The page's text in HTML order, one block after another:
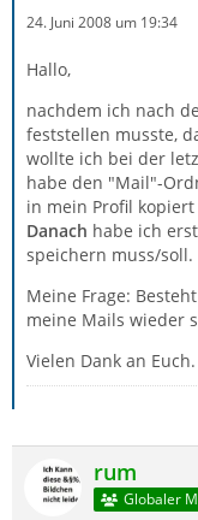
24. Juni 2008 um 19:34
Hallo,
nachdem ich nach
feststellen musste,
wollte ich bei der
habe den "Mail"-
in mein Profil
Danach habe ich
speichern muss/soll.
Meine Frage:
meine Mails wieder
Vielen Dank an Euch.
rum
Globaler